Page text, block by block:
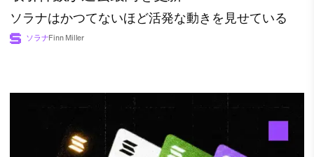
ソラナはかつてないほど活発な動きを見せている
ソラナFinn Miller